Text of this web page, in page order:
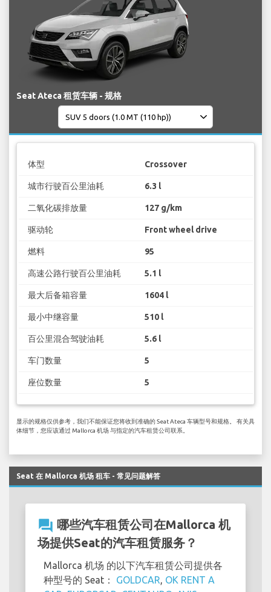
Seat Ateca 租赁车辆 - 规格
体型 Crossover
城市行驶百公里油耗 6.3 l
二氧化碳排放量 127 g/km
驱动轮 Front wheel drive
燃料 95
高速公路行驶百公里油耗 5.1 l
最大后备箱容量 1604 l
最小中继容量 510 l
百公里混合驾驶油耗 5.6 l
车门数量 5
座位数量 5
显示的规格仅供参考，我们不能保证您将收到准确的 Seat Ateca 车辆型号和规格。 有关具
体细节，您应该通过 Mallorca 机场 与指定的汽车租赁公司联系。
Seat 在 Mallorca 机场 租车 - 常见问题解答
question_answer 哪些汽车租赁公司在Mallorca 机
场提供Seat的汽车租赁服务？
Mallorca 机场 的以下汽车租赁公司提供各
种型号的 Seat： GOLDCAR, OK RENT A